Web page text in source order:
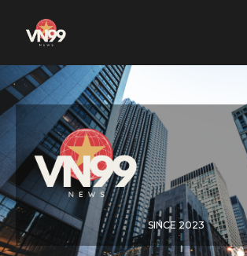
SINCE 2023